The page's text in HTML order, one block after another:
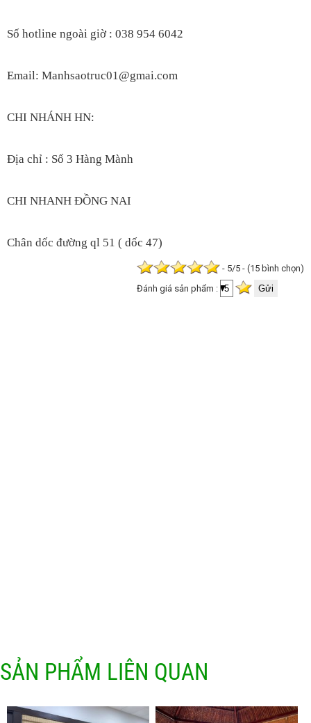
Số hotline ngoài giờ : 038 954 6042
Email: Manhsaotruc01@gmai.com
CHI NHÁNH HN:
Địa chỉ : Số 3 Hàng Mành
CHI NHANH ĐỒNG NAI
Chân dốc đường ql 51 ( dốc 47)
- 5/5 - (15 bình chọn)
Đánh giá sản phẩm :
SẢN PHẨM LIÊN QUAN